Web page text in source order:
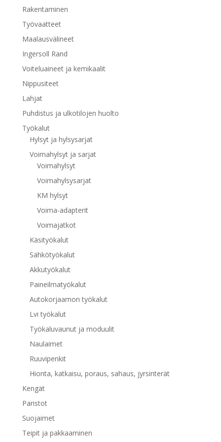
Rakentaminen
Työvaatteet
Maalausvälineet
Ingersoll Rand
Voiteluaineet ja kemikaalit
Nippusiteet
Lahjat
Puhdistus ja ulkotilojen huolto
Työkalut
Hylsyt ja hylsysarjat
Voimahylsyt ja sarjat
Voimahylsyt
Voimahylsysarjat
KM hylsyt
Voima-adapterit
Voimajatkot
Käsityökalut
Sähkötyökalut
Akkutyökalut
Paineilmatyökalut
Autokorjaamon työkalut
Lvi työkalut
Työkaluvaunut ja moduulit
Naulaimet
Ruuvipenkit
Hionta, katkaisu, poraus, sahaus, jyrsinterät
Kengät
Paristot
Suojaimet
Teipit ja pakkaaminen